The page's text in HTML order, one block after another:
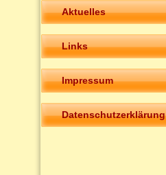
Aktuelles
Links
Impressum
Datenschutzerklärung